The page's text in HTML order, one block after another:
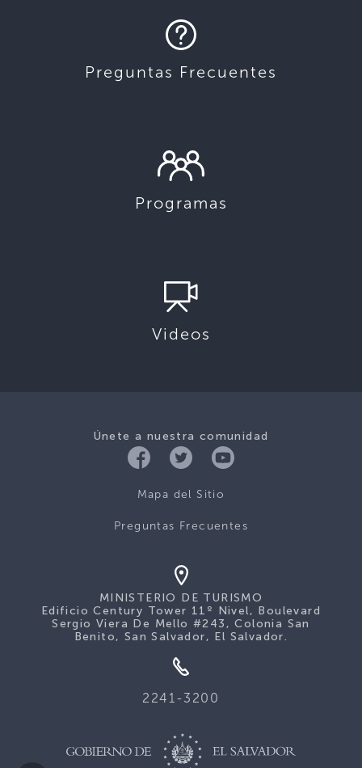
Preguntas Frecuentes
Programas
Videos
Únete a nuestra comunidad
Mapa del Sitio
Preguntas Frecuentes
MINISTERIO DE TURISMO
Edificio Century Tower 11º Nivel, Boulevard
Sergio Viera De Mello #243, Colonia San
Benito, San Salvador, El Salvador.
2241-3200